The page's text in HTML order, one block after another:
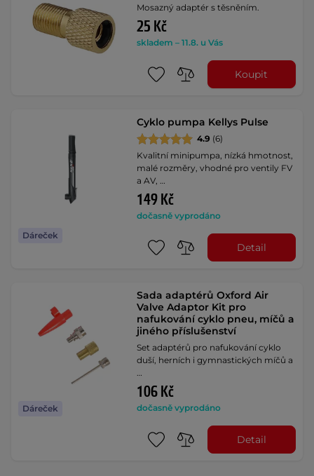
Mosazný adaptér s těsněním.
25 Kč
skladem – 11.8. u Vás
Koupit
Dáreček
Cyklo pumpa Kellys Pulse
4.9 (6)
Kvalitní minipumpa, nízká hmotnost,
malé rozměry, vhodné pro ventily FV
a AV, …
149 Kč
dočasně vyprodáno
Detail
Dáreček
Sada adaptérů Oxford Air
Valve Adaptor Kit pro
nafukování cyklo pneu, míčů a
jiného příslušenství
Set adaptérů pro nafukování cyklo
duší, herních i gymnastických míčů a
…
106 Kč
dočasně vyprodáno
Detail